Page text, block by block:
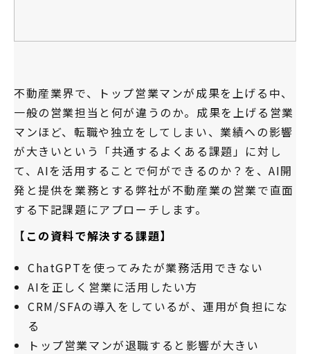
不動産業界で、トップ営業マンが成果を上げる中、
一般の営業担当と何が違うのか。成果を上げる営業
マンほど、転職や独立をしてしまい、業績への影響
が大きいという「共通するよくある課題」に対し
て、AIを活用することで何ができるのか？を、AI開
発と提供を業務とする弊社が不動産業の営業で直面
する下記課題にアプローチします。
【 この資料で解決する課題】
ChatGPTを使ってみたが業務活用できない
AIを正しく営業に活用したい方
CRM/SFAの導入をしているが、運用が負担にな
る
トップ営業マンが退職すると影響が大きい